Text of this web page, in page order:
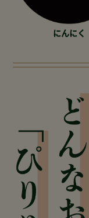
にんにく